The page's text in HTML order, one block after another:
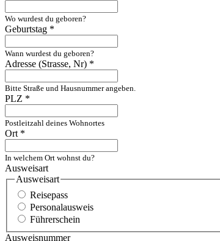
Wo wurdest du geboren?
Geburtstag *
Wann wurdest du geboren?
Adresse (Strasse, Nr) *
Bitte Straße und Hausnummer angeben.
PLZ *
Postleitzahl deines Wohnortes
Ort *
In welchem Ort wohnst du?
Ausweisart
Ausweisart
Reisepass
Personalausweis
Führerschein
Ausweisnummer